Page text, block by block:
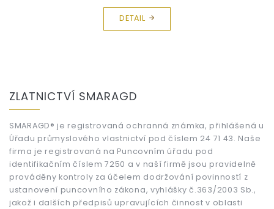
DETAIL
ZLATNICTVÍ SMARAGD
SMARAGD® je registrovaná ochranná známka, přihlášená u
Úřadu průmyslového vlastnictví pod číslem 24 71 43. Naše
firma je registrovaná na Puncovním úřadu pod
identifikačním číslem 7250 a v naší firmě jsou pravidelně
prováděny kontroly za účelem dodržování povinností z
ustanovení puncovního zákona, vyhlášky č.363/2003 Sb.,
jakož i dalších předpisů upravujících činnost v oblasti